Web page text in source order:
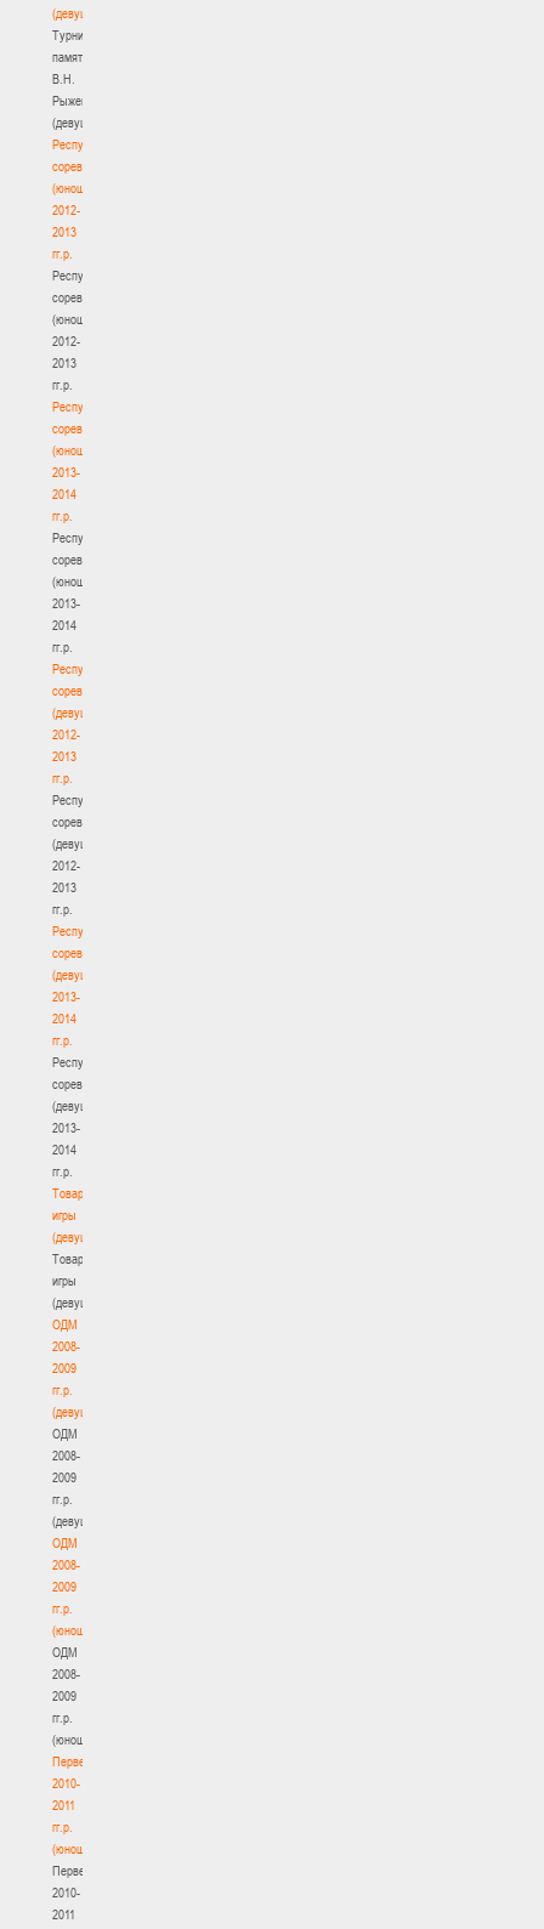
(девушки)
Турнир
памяти
В.Н.
Рыженкова
(девушки)
Республиканские
соревнования
(юноши)
2012-
2013
гг.р.
Республиканские
соревнования
(юноши)
2012-
2013
гг.р.
Республиканские
соревнования
(юноши)
2013-
2014
гг.р.
Республиканские
соревнования
(юноши)
2013-
2014
гг.р.
Республиканские
соревнования
(девушки)
2012-
2013
гг.р.
Республиканские
соревнования
(девушки)
2012-
2013
гг.р.
Республиканские
соревнования
(девушки)
2013-
2014
гг.р.
Республиканские
соревнования
(девушки)
2013-
2014
гг.р.
Товарищеские
игры
(девушки)
Товарищеские
игры
(девушки)
ОДМ
2008-
2009
гг.р.
(девушки)
ОДМ
2008-
2009
гг.р.
(девушки)
ОДМ
2008-
2009
гг.р.
(юноши)
ОДМ
2008-
2009
гг.р.
(юноши)
Первенство
2010-
2011
гг.р.
(юноши)
Первенство
2010-
2011